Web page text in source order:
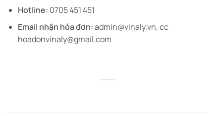
Hotline: 0705 451 451
Email nhận hóa đơn:admin@vinaly.vn, cc
hoadonvinaly@gmail.com